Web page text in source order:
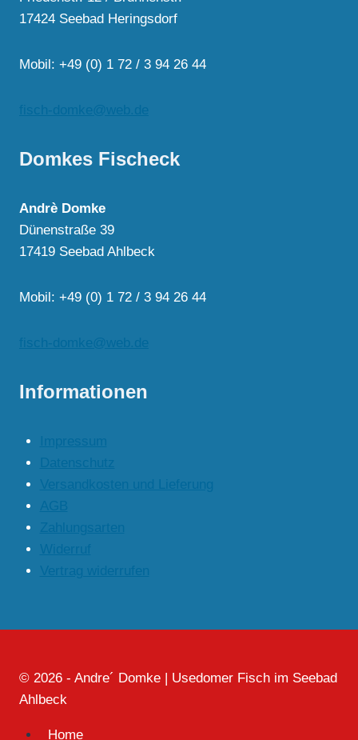
17424 Seebad Heringsdorf
Mobil: +49 (0) 1 72 / 3 94 26 44
fisch-domke@web.de
Domkes Fischeck
Andrè Domke
Dünenstraße 39
17419 Seebad Ahlbeck
Mobil: +49 (0) 1 72 / 3 94 26 44
fisch-domke@web.de
Informationen
Impressum
Datenschutz
Versandkosten und Lieferung
AGB
Zahlungsarten
Widerruf
Vertrag widerrufen
© 2026 - Andre´ Domke | Usedomer Fisch im Seebad
Ahlbeck
Home